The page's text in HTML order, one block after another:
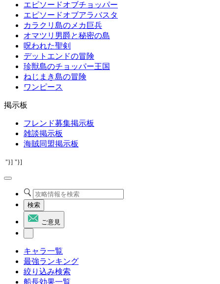
エピソードオブチョッパー
エピソードオブアラバスタ
カラクリ島のメカ巨兵
オマツリ男爵と秘密の島
呪われた聖剣
デットエンドの冒険
珍獣島のチョッパー王国
ねじまき島の冒険
ワンピース
掲示板
フレンド募集掲示板
雑談掲示板
海賊同盟掲示板
"}] "}]
検索
ご意見
キャラ一覧
最強ランキング
絞り込み検索
船長効果一覧